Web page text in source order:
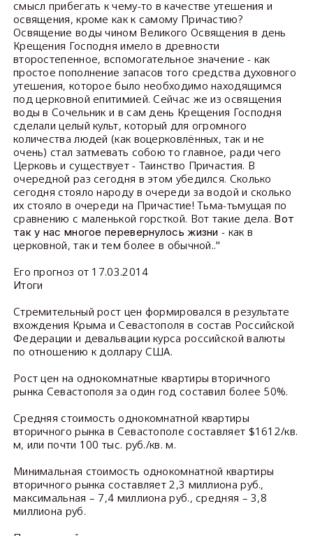
смысл прибегать к чему-то в качестве утешения и
освящения, кроме как к самому Причастию?
Освящение воды чином Великого Освящения в день
Крещения Господня имело в древности
второстепенное, вспомогательное значение - как
простое пополнение запасов того средства духовного
утешения, которое было необходимо находящимся
под церковной епитимией. Сейчас же из освящения
воды в Сочельник и в сам день Крещения Господня
сделали целый культ, который для огромного
количества людей (как воцерковлённых, так и не
очень) стал затмевать собою то главное, ради чего
Церковь и существует - Таинство Причастия. В
очередной раз сегодня в этом убедился. Сколько
сегодня стояло народу в очереди за водой и сколько
их стояло в очереди на Причастие! Тьма-тьмущая по
сравнению с маленькой горсткой. Вот такие дела. Вот
так у нас многое перевернулось жизни- как в
церковной, так и тем более в обычной.."
Его прогноз от 17.03.2014
Итоги
Стремительный рост цен формировался в результате
вхождения Крыма и Севастополя в состав Российской
Федерации и девальвации курса российской валюты
по отношению к доллару США.
Рост цен на однокомнатные квартиры вторичного
рынка Севастополя за один год составил более 50%.
Средняя стоимость однокомнатной квартиры
вторичного рынка в Севастополе составляет $1612/кв.
м, или почти 100 тыс. руб./кв. м.
Минимальная стоимость однокомнатной квартиры
вторичного рынка составляет 2,3 миллиона руб.,
максимальная – 7,4 миллиона руб., средняя – 3,8
миллиона руб.